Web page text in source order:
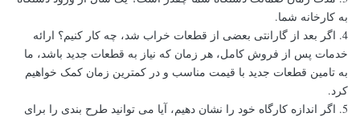
به کارخانه شما.
4. اگر بعد از گارانتی بعضی از قطعات خراب شد، چه کار کنیم؟ ارائه
خدمات پس از فروش کامل، هر زمان که نیاز به قطعات جدید باشد، ما
به تامین قطعات جدید با قیمت مناسب و در کمترین زمان کمک خواهیم
کرد.
5. اگر اندازه کارگاه خود را نشان دهیم، آیا می توانید طرح بندی را برای